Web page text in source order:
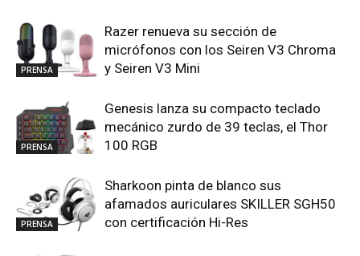
PRENSA
Razer renueva su sección de
micrófonos con los Seiren V3 Chroma
y Seiren V3 Mini
PRENSA
Genesis lanza su compacto teclado
mecánico zurdo de 39 teclas, el Thor
100 RGB
PRENSA
Sharkoon pinta de blanco sus
afamados auriculares SKILLER SGH50
con certificación Hi-Res